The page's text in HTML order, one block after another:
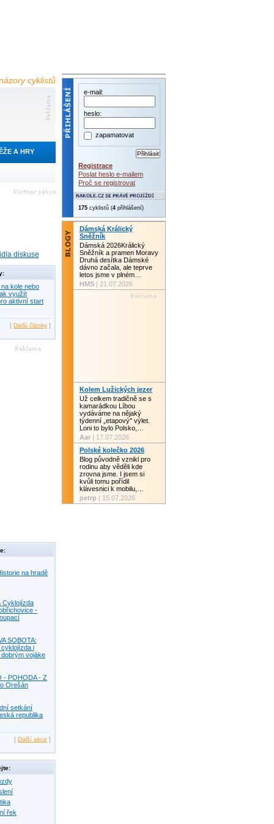
cyklistů
A HRY
diskuse
kole nebo
využít
aktivní start
[ Další články ]
na hradě
Cyklojízda
-
SOBOTA:
i
vojáke
- POHODA - Z
Orešán
setkání
republika
[ Další akce ]
řek
e-mail:
heslo:
zapamatovat
Registrace
Poslat heslo e-mailem
Proč se registrovat
181 cyklistů (5 přihlášených)
Dámská Králický
Sněžník
Dámská 2026Králický
Sněžník a pramen Moravy
Druhá desítka Dámské
dávno začala, ale teprve
letos jsme v plném…
HMS | 21.07.2026
Kolem Lužických jezer
Už celkem tradičně se s
kamarádkou Líbou
vydáváme na nějaký
týdenní „etapový" výlet.
Loni to bylo Polsko,…
Aar | 17.07.2026
Polské kolečko 2026
Blog původně vznikl pro
rodinu aby věděli kde
zrovna jsme. I jsem si
kvůli tomu pořídil
klávesnici k mobilu,…
petrp | 15.07.2026